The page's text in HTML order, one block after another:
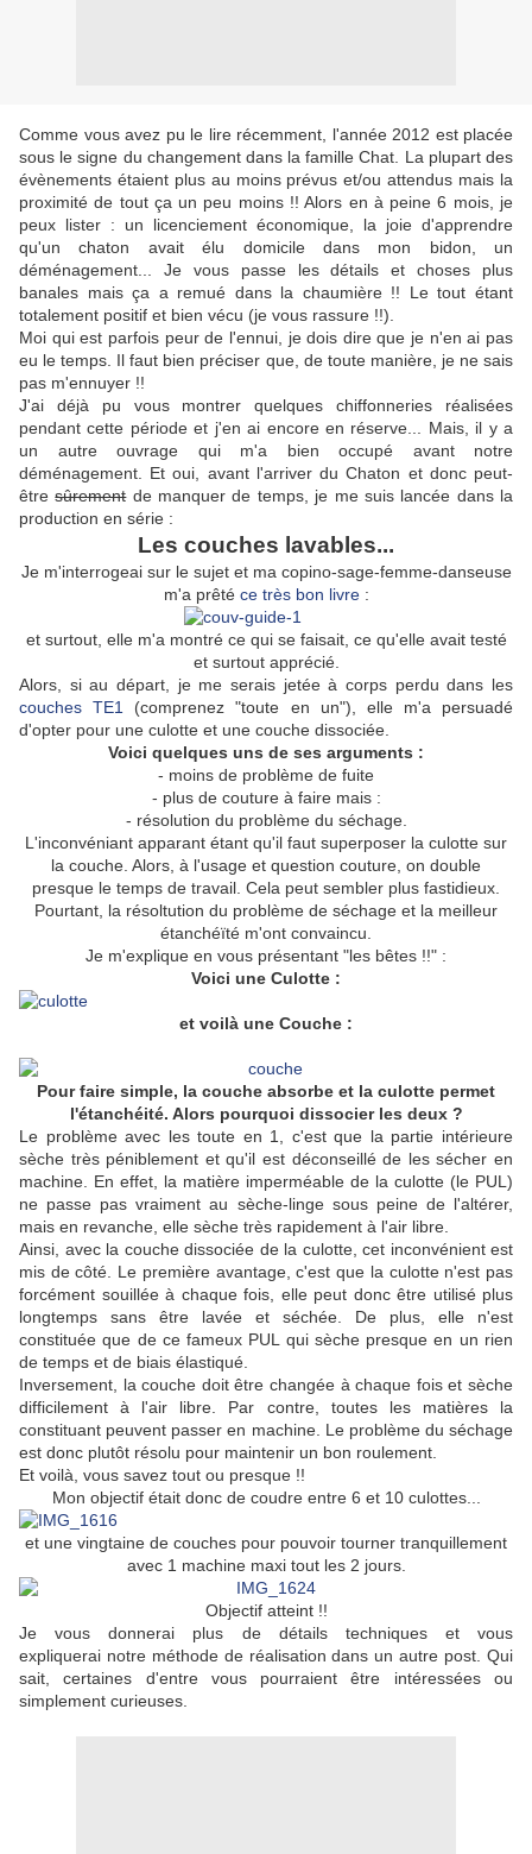
Comme vous avez pu le lire récemment, l'année 2012 est placée
sous le signe du changement dans la famille Chat. La plupart des
évènements étaient plus au moins prévus et/ou attendus mais la
proximité de tout ça un peu moins !! Alors en à peine 6 mois, je
peux lister : un licenciement économique, la joie d'apprendre
qu'un chaton avait élu domicile dans mon bidon, un
déménagement... Je vous passe les détails et choses plus
banales mais ça a remué dans la chaumière !! Le tout étant
totalement positif et bien vécu (je vous rassure !!).
Moi qui est parfois peur de l'ennui, je dois dire que je n'en ai pas
eu le temps. Il faut bien préciser que, de toute manière, je ne sais
pas m'ennuyer !!
J'ai déjà pu vous montrer quelques chiffonneries réalisées
pendant cette période et j'en ai encore en réserve... Mais, il y a
un autre ouvrage qui m'a bien occupé avant notre
déménagement. Et oui, avant l'arriver du Chaton et donc peut-
êtresûrementde manquer de temps, je me suis lancée dans la
production en série :
Les couches lavables...
Je m'interrogeai sur le sujet et ma copino-sage-femme-danseuse
m'a prêté ce très bon livre:
et surtout, elle m'a montré ce qui se faisait, ce qu'elle avait testé
et surtout apprécié.
Alors, si au départ, je me serais jetée à corps perdu dans les
couches TE1
(comprenez "toute en un"), elle m'a persuadé
d'opter pour une culotte et une couche dissociée.
Voici quelques uns de ses arguments :
- moins de problème de fuite
- plus de couture à faire mais :
- résolution du problème du séchage.
L'inconvéniant apparant étant qu'il faut superposer la culotte sur
la couche. Alors, à l'usage et question couture, on double
presque le temps de travail. Cela peut sembler plus fastidieux.
Pourtant, la résoltution du problème de séchage et la meilleur
étanchéïté m'ont convaincu.
Je m'explique en vous présentant "les bêtes !!" :
Voici une Culotte :
et voilà une Couche :
Pour faire simple, la couche absorbe et la culotte permet
l'étanchéité. Alors pourquoi dissocier les deux ?
Le problème avec les toute en 1, c'est que la partie intérieure
sèche très péniblement et qu'il est déconseillé de les sécher en
machine. En effet, la matière imperméable de la culotte (le PUL)
ne passe pas vraiment au sèche-linge sous peine de l'altérer,
mais en revanche, elle sèche très rapidement à l'air libre.
Ainsi, avec la couche dissociée de la culotte, cet inconvénient est
mis de côté. Le première avantage, c'est que la culotte n'est pas
forcément souillée à chaque fois, elle peut donc être utilisé plus
longtemps sans être lavée et séchée. De plus, elle n'est
constituée que de ce fameux PUL qui sèche presque en un rien
de temps et de biais élastiqué.
Inversement, la couche doit être changée à chaque fois et sèche
difficilement à l'air libre. Par contre, toutes les matières la
constituant peuvent passer en machine. Le problème du séchage
est donc plutôt résolu pour maintenir un bon roulement.
Et voilà, vous savez tout ou presque !!
Mon objectif était donc de coudre entre 6 et 10 culottes...
et une vingtaine de couches pour pouvoir tourner tranquillement
avec 1 machine maxi tout les 2 jours.
Objectif atteint !!
Je vous donnerai plus de détails techniques et vous
expliquerai notre méthode de réalisation dans un autre post. Qui
sait, certaines d'entre vous pourraient être intéressées ou
simplement curieuses.